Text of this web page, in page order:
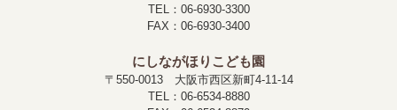
TEL：06-6930-3300
FAX：06-6930-3400
にしながほりこども園
〒550-0013 大阪市西区新町4-11-14
TEL：06-6534-8880